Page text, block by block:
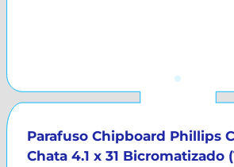
Parafuso Chipboard Phillips
Chata 4.1 x 31 Bicromatizado